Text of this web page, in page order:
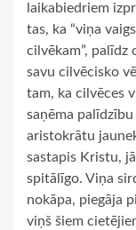
laikabiedriem
tas, ka “viņa
cilvēkam”, palīdz
savu cilvēcisko
tam, ka cilvēces
saņēma
aristokrātu
sastapis Kristu,
spitālīgo. Viņa
nokāpa, piegāja
viņš šiem